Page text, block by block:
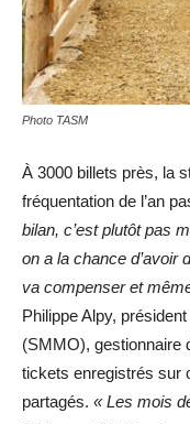
Photo TASM
À 3000 billets près, la
fréquentation de l’an
bilan, c’est plutôt pas
on a la chance d’avoir
va compenser et
Philippe Alpy,
(SMMO), gestionnaire
tickets enregistrés sur
partagés. « Les mois